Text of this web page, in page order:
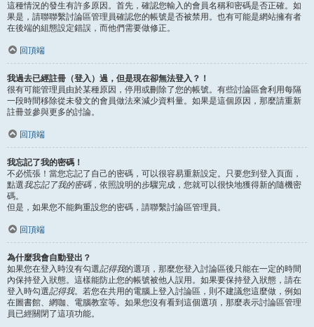
這種情況的發生有許多原因。首先，確認您輸入的會員名稱和密碼是否正確。如
果是，請聯聯繫討論區管理員確認您的帳號是否被禁用。也有可能是網站擁有者
在後端的組態設定錯誤，而他們需要做修正。
回頂端
我過去已經註冊（登入）過，但是現在卻無法登入？！
很有可能管理員由於某種原因，停用或刪除了您的帳號。有些討論區會利用每隔
一段時間移除從未發文的會員做法來減少資料量。如果是這個原因，那麼請重新
註冊並參與更多的討論。
回頂端
我忘記了我的密碼！
不必慌張！當您忘記了自己的密碼，可以很容易重新設定。只要您到登入頁面，
點選我忘記了我的密碼，依照說明的步驟完成，您就可以很快地獲得新的隨機密
碼。
但是，如果您不能夠重設您的密碼，請聯繫討論區管理員。
回頂端
為什麼我會自動登出？
如果您在登入時沒有勾選記得我的選項，那麼您登入討論區後只能在一定的時間
內保持登入狀態。這樣能防止您的帳號被他人誤用。如果要保持登入狀態，請在
登入時勾選記得我。若您在共用的電腦上登入討論區，則不建議您這麼做，例如
在圖書館、網咖、電腦教室等。如果您沒有看到這個選項，那麼表示討論區管理
員已經關閉了這項功能。